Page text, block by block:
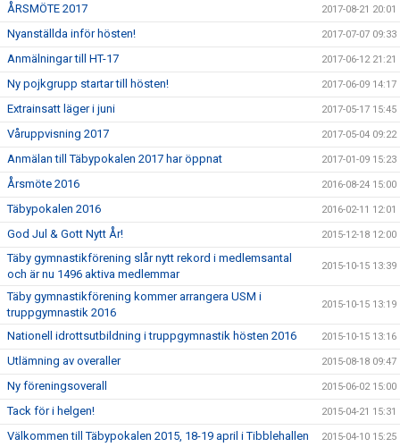
ÅRSMÖTE 2017 2017-08-21 20:01
Nyanställda inför hösten! 2017-07-07 09:33
Anmälningar till HT-17 2017-06-12 21:21
Ny pojkgrupp startar till hösten! 2017-06-09 14:17
Extrainsatt läger i juni 2017-05-17 15:45
Våruppvisning 2017 2017-05-04 09:22
Anmälan till Täbypokalen 2017 har öppnat 2017-01-09 15:23
Årsmöte 2016 2016-08-24 15:00
Täbypokalen 2016 2016-02-11 12:01
God Jul & Gott Nytt År! 2015-12-18 12:00
Täby gymnastikförening slår nytt rekord i medlemsantal
och är nu 1496 aktiva medlemmar
2015-10-15 13:39
Täby gymnastikförening kommer arrangera USM i
truppgymnastik 2016
2015-10-15 13:19
Nationell idrottsutbildning i truppgymnastik hösten 2016 2015-10-15 13:16
Utlämning av overaller 2015-08-18 09:47
Ny föreningsoverall 2015-06-02 15:00
Tack för i helgen! 2015-04-21 15:31
Välkommen till Täbypokalen 2015, 18-19 april i Tibblehallen 2015-04-10 15:25